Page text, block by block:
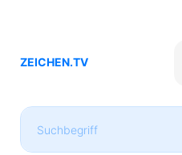
ZEICHEN.TV